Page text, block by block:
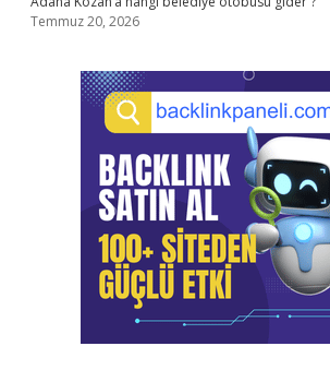
Temmuz 20, 2026